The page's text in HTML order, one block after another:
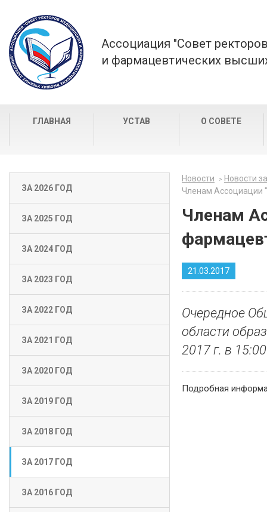
Ассоциация "Совет
и фармацевтических
ГЛАВНАЯ УСТАВ О СОВЕТЕ
ЗА 2026 ГОД
ЗА 2025 ГОД
ЗА 2024 ГОД
ЗА 2023 ГОД
ЗА 2022 ГОД
ЗА 2021 ГОД
ЗА 2020 ГОД
ЗА 2019 ГОД
ЗА 2018 ГОД
ЗА 2017 ГОД
ЗА 2016 ГОД
Новости
Новости
Членам Ассоциации
Членам
21.03.2017
Очередное
области
2017 г. в 15:00
Подробная